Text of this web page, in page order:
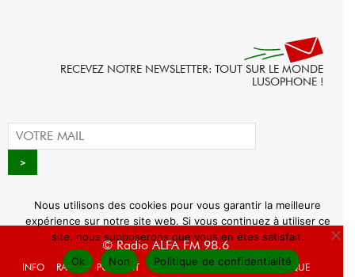
RECEVEZ NOTRE NEWSLETTER: TOUT SUR LE MONDE
LUSOPHONE !
© Radio ALFA FM 98.6
INFO RADIO PODCAST AGENDA WEBRADIO BOUTIQUE
Nous utilisons des cookies pour vous garantir la meilleure
expérience sur notre site web. Si vous continuez à utiliser ce
site, nous supposerons que vous en êtes satisfait.
Ok
Non Politique de confidentialité